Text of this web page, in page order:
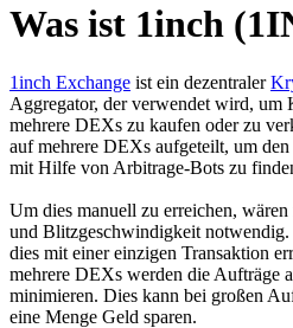
Was ist 1inch
1inch Exchange ist ein dezentraler
Aggregator, der verwendet wird, um
mehrere DEXs zu kaufen oder zu
auf mehrere DEXs aufgeteilt, um
mit Hilfe von Arbitrage-Bots zu
Um dies manuell zu erreichen,
und Blitzgeschwindigkeit
dies mit einer einzigen Transaktion
mehrere DEXs werden die Aufträge
minimieren. Dies kann bei großen
eine Menge Geld sparen.